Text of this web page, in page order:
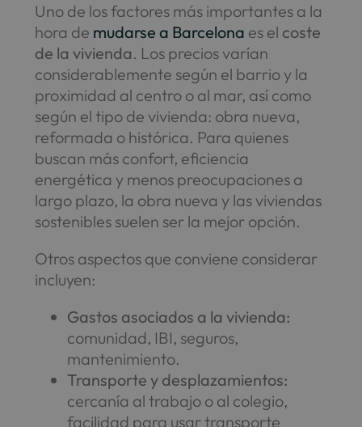
Uno de los factores más importantes a la
hora de mudarse a Barcelona es el coste
de la vivienda. Los precios varían
considerablemente según el barrio y la
proximidad al centro o al mar, así como
según el tipo de vivienda: obra nueva,
reformada o histórica. Para quienes
buscan más confort, eficiencia
energética y menos preocupaciones a
largo plazo, la obra nueva y las viviendas
sostenibles suelen ser la mejor opción.
Otros aspectos que conviene considerar
incluyen:
Gastos asociados a la vivienda:
comunidad, IBI, seguros,
mantenimiento.
Transporte y desplazamientos:
cercanía al trabajo o al colegio,
facilidad para usar transporte